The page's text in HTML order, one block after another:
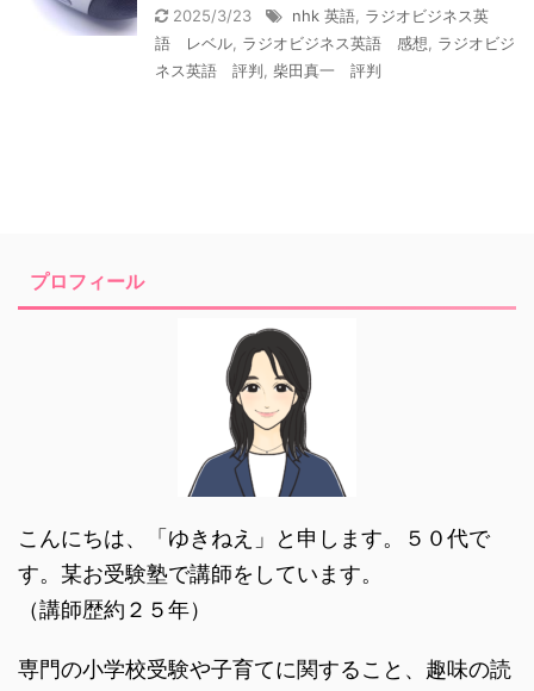
2025/3/23 nhk 英語 ラジオビジネス英
語 レベル ラジオビジネス英語 感想
ラジオビジ
ネス英語 評判 柴田真一 評判
プロフィール
こんにちは、「ゆきねえ」と申します。５０代で
す。某お受験塾で講師をしています。
（講師歴約２５年）
専門の小学校受験や子育てに関すること、趣味の読